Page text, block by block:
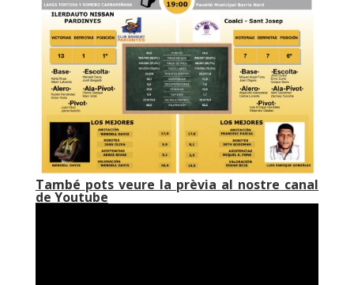
També pots veure la prèvia al nostre canal
de Youtube